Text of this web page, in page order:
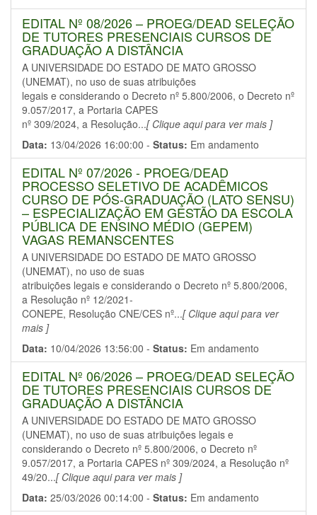
EDITAL Nº 08/2026 – PROEG/DEAD SELEÇÃO
DE TUTORES PRESENCIAIS CURSOS DE
GRADUAÇÃO A DISTÂNCIA
A UNIVERSIDADE DO ESTADO DE MATO GROSSO
(UNEMAT), no uso de suas atribuições
legais e considerando o Decreto nº 5.800/2006, o Decreto nº
9.057/2017, a Portaria CAPES
nº 309/2024, a Resolução...[ Clique aqui para ver mais ]
Data: 13/04/2026 16:00:00 - Status: Em andamento
EDITAL Nº 07/2026 - PROEG/DEAD
PROCESSO SELETIVO DE ACADÊMICOS
CURSO DE PÓS-GRADUAÇÃO (LATO SENSU)
– ESPECIALIZAÇÃO EM GESTÃO DA ESCOLA
PÚBLICA DE ENSINO MÉDIO (GEPEM)
VAGAS REMANSCENTES
A UNIVERSIDADE DO ESTADO DE MATO GROSSO
(UNEMAT), no uso de suas
atribuições legais e considerando o Decreto nº 5.800/2006,
a Resolução nº 12/2021-
CONEPE, Resolução CNE/CES nº...[ Clique aqui para ver
mais ]
Data: 10/04/2026 13:56:00 - Status: Em andamento
EDITAL Nº 06/2026 – PROEG/DEAD SELEÇÃO
DE TUTORES PRESENCIAIS CURSOS DE
GRADUAÇÃO A DISTÂNCIA
A UNIVERSIDADE DO ESTADO DE MATO GROSSO
(UNEMAT), no uso de suas atribuições legais e
considerando o Decreto nº 5.800/2006, o Decreto nº
9.057/2017, a Portaria CAPES nº 309/2024, a Resolução nº
49/20...[ Clique aqui para ver mais ]
Data: 25/03/2026 00:14:00 - Status: Em andamento